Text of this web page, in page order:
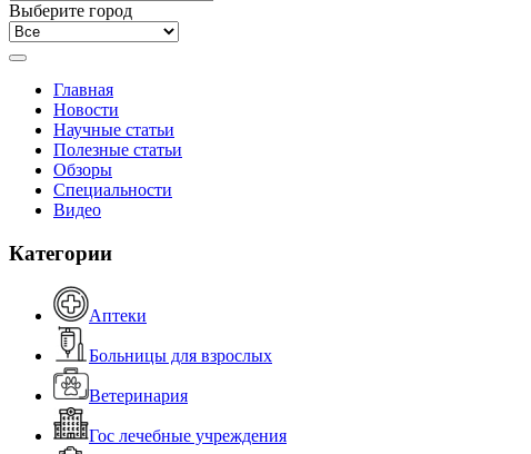
Выберите город
Главная
Новости
Научные статьи
Полезные статьи
Обзоры
Специальности
Видео
Категории
Аптеки
Больницы для взрослых
Ветеринария
Гос лечебные учреждения